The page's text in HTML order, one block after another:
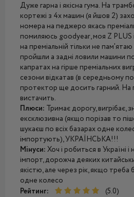
Дуже гарна і якісна гума. На
кортежі з 4х машин (я йшов 2)
номера на педжеро якась
помиляюсь goodyear, моя Z PLUS
на преміальній тільки не
пройшли а задні ловили машини
капратах на гірше преміальних
сезони відкатав (в середньому
протектор ще досить гарний. На
вистачить.
Плюси: Тримає дорогу, вигрібає,
ексклюзивна (якщо порізав то
шукаєш по всіх базарах одне
імпортують), УКРАЇНСЬКА!!!
Мінуси: Хоч і робиться в Україні
імпорт, дорожча деяких
якістю, але через рік, якщо
одне колесо
Рейтинг:
(5.0)